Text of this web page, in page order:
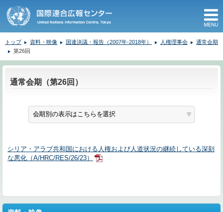
トップ 資料・映像 国連決議・報告（2007年-2018年） 人権理事会
通常会期
第26回
通常会期（第26回）
シリア・アラブ共和国における人権および人道状況の継続している深刻
な悪化（A/HRC/RES/26/23）